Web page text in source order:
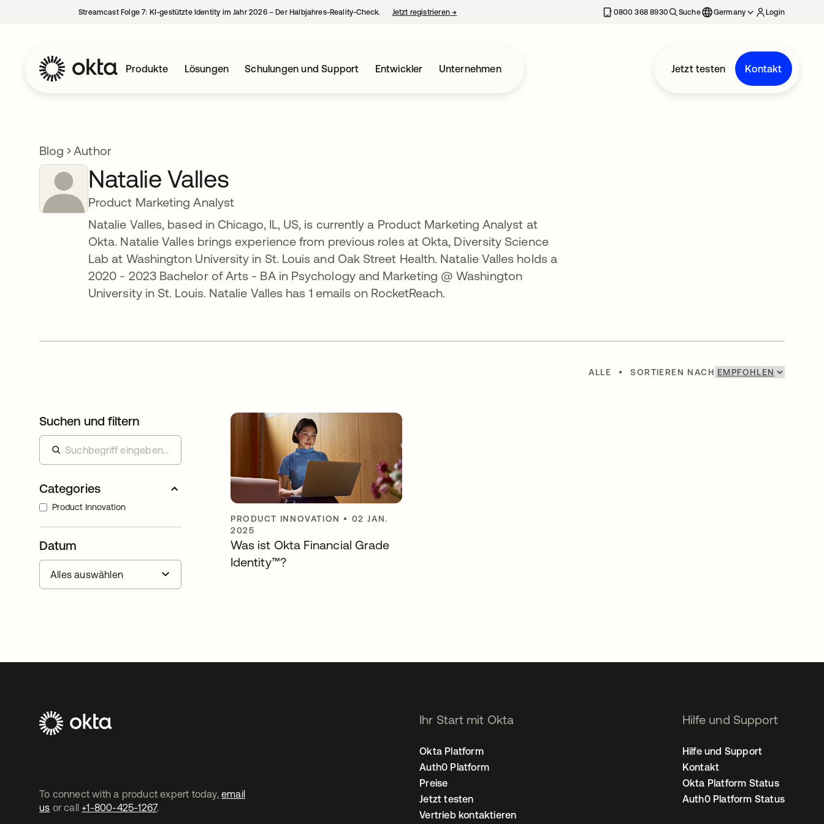
Streamcast Folge 7: KI-gestützte Identity im Jahr 2026 – Der Halbjahres-Reality-Check. Jetzt registrieren→ 0800 368 8930 Suche Germany Login
Produkte Lösungen Schulungen und Support Entwickler Unternehmen Jetzt testen Kontakt
Blog Author
Natalie Valles
Product Marketing Analyst
Natalie Valles, based in Chicago, IL, US, is currently a Product Marketing Analyst at
Okta. Natalie Valles brings experience from previous roles at Okta, Diversity Science
Lab at Washington University in St. Louis and Oak Street Health. Natalie Valles holds a
2020 - 2023 Bachelor of Arts - BA in Psychology and Marketing @ Washington
University in St. Louis. Natalie Valles has 1 emails on RocketReach.
ALLE • SORTIEREN NACH
Suchen und filtern
Categories
Product Innovation
Datum
PRODUCT INNOVATION • 02 JAN.
2025
Was ist Okta Financial Grade
Identity™?
To connect with a product expert today, email
us or call +1-800-425-1267.
Ihr Start mit Okta
Okta Platform
Auth0 Platform
Preise
Jetzt testen
Vertrieb kontaktieren
Hilfe und Support
Hilfe und Support
Kontakt
Okta Platform Status
Auth0 Platform Status